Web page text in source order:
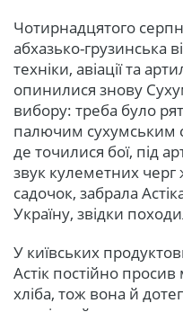
Чотирнадцятого
абхазько-грузинська
техніки, авіації та
опинилися знову
вибору: треба було
палючим сухумським
де точилися бої, під
звук кулеметних черг
садочок, забрала
Україну, звідки
У київських
Астік постійно
хліба, тож вона й